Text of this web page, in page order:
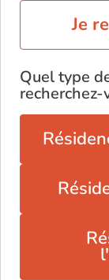
Je
Quel type
recherchez-